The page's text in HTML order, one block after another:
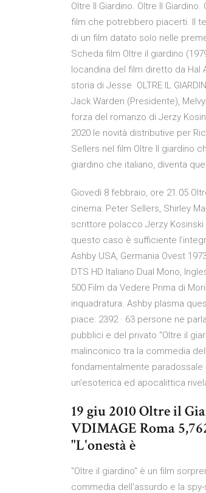
Oltre Il Giardino. Oltre Il
film che potrebbero piacerti. Il
di un film datato solo nelle
Scheda film Oltre il giardino
locandina del film diretto da Hal
storia di Jesse OLTRE IL
Jack Warden (Presidente),
forza del romanzo di Jerzy
2020 le novità distributive per
Sellers nel film Oltre Il giardino
giardino che italiano, diventa
Giovedì 8 febbraio, ore 21.05
cinema: Peter Sellers, Shirley
scrittore polacco Jerzy Kosinski
questo caso è sufficiente
Ashby USA, Germania Ovest
DTS HD Italiano Dual Mono,
500 Film da Vedere Prima di
inquadratura. Ashby plasma
piace: 2392 · 63 persone ne
pubblici e del privato "Oltre il
malinconico tra la commedia
fondamentalmente
un'esoterica ed apocalittica
19 giu 2010 Oltre il
VDIMAGE Roma
"L'onestà è
"Oltre il giardino" è un film
commedia dell'assurdo e la